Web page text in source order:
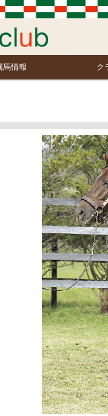
馬情報 ク